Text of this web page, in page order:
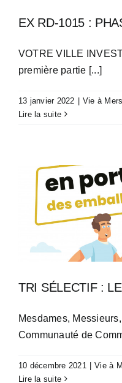
EX RD-1015 :
VOTRE VILLE
première partie [...]
13 janvier 2022
Vie à Mers
Lire la suite
TRI SÉLECTIF :
Mesdames,
Communauté de
10 décembre 2021 | Vie à
Lire la suite